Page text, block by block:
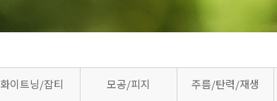
화이트닝/잡티 모공/피지 주름/탄력/재생